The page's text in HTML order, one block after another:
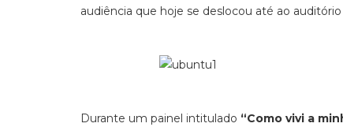
audiência que hoje se deslocou até ao auditório
Durante um painel intitulado “Como vivi a